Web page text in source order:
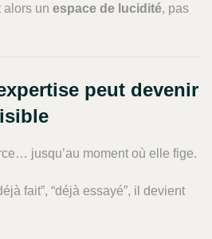
un espace de lucidité, pas
peut devenir
jusqu’au moment où elle fige.
fait”, “déjà essayé”, il devient